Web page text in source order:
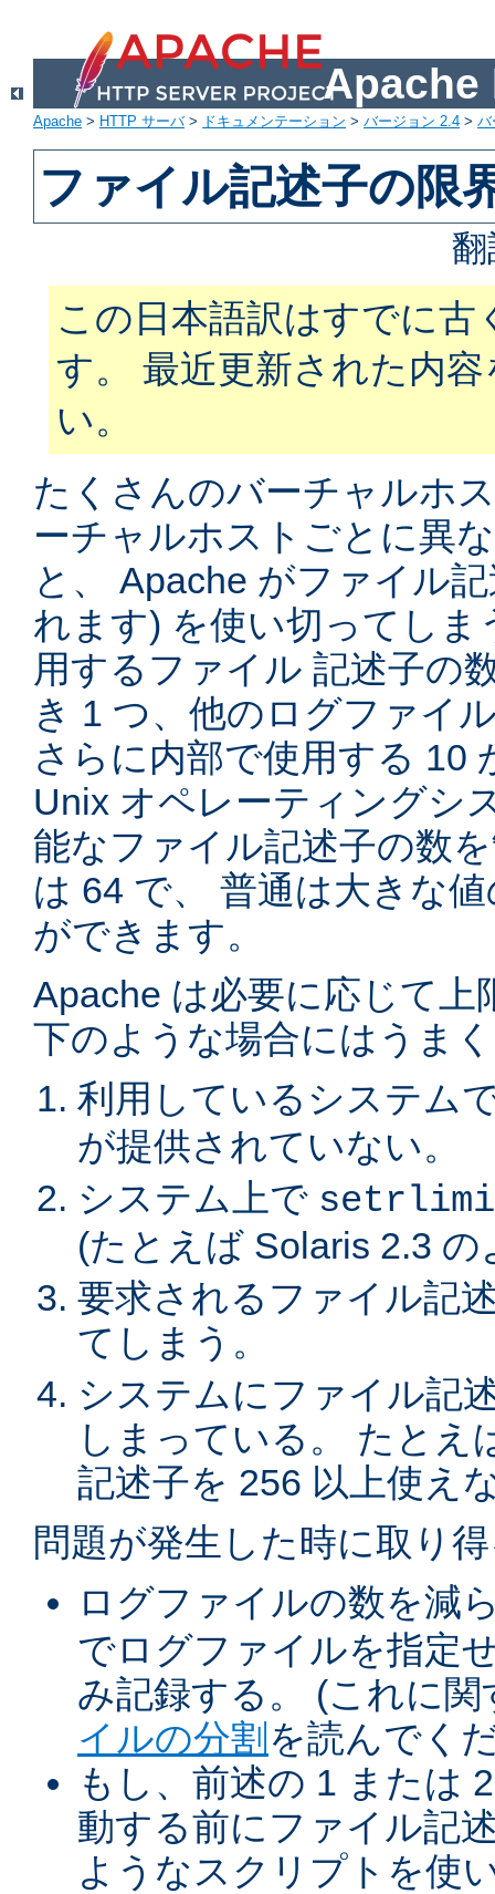
Apache
Apache > HTTP サーバ> ドキュメンテーション > バージョン 2.4 > バ
ファイル記述子の限
この日本語訳はすでに
す。 最近更新された内
い。
たくさんのバーチャルホ
ーチャルホストごとに異
と、 Apache がファイル
れます) を使い切ってし
用するファイル 記述子の
き 1 つ、他のログファイ
さらに内部で使用する 10
Unix オペレーティングシ
能なファイル記述子の数
は 64 で、 普通は大きな
ができます。
Apache は必要に応じて
下のような場合にはうま
利用しているシステム
が提供されていない。
システム上で
(たとえば Solaris 2.3 の
要求されるファイル記
てしまう。
システムにファイル記
しまっている。 たとえ
記述子を 256 以上使え
問題が発生した時に取り
ログファイルの数を減
でログファイルを指定
み記録する。 (これに
イルの分割 を読んでく
もし、前述の 1 または
動する前にファイル記
ようなスクリプトを使